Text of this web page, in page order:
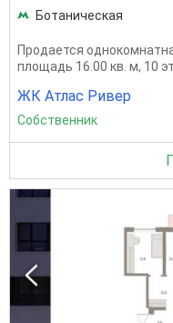
Ботаническая
Продается
площадь 16.00 кв. м, 10
ЖК Атлас Ривер
Собственник